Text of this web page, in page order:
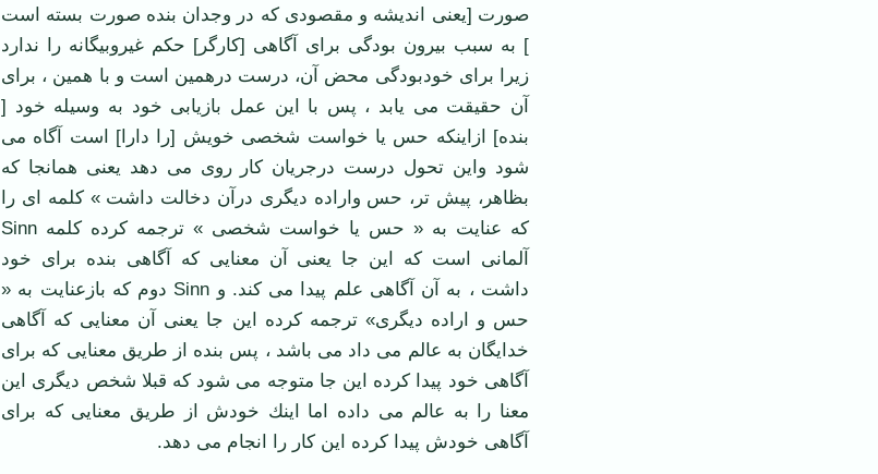
صورت [یعنی اندیشه و مقصودی که در وجدان بنده صورت بسته است
] به سبب بیرون ‌بودگی برای آگاهی [كارگر] حكم غیروبیگانه را ندارد
زیرا برای خودبودگی محض آن، درست درهمین است و با همین ، برای
آن حقیقت می‌ یابد ، پس با این عمل بازیابی خود به وسیله خود [
بنده] ازاینكه حس یا خواست شخصی خویش [را دارا] است آگاه می
شود واین تحول درست درجریان کار روی می دهد یعنی همانجا که
بظاهر، پیش تر، حس واراده دیگری درآن دخالت داشت » کلمه ای را
که عنایت به « حس یا خواست شخصی » ترجمه کرده کلمه Sinn
آلمانی است که این جا یعنی آن معنایی که آگاهی بنده برای خود
داشت ، به آن آگاهی علم پیدا می کند. و Sinn دوم که بازعنایت به «
حس و اراده دیگری» ترجمه کرده این جا یعنی آن معنایی كه آگاهی
خدایگان به عالم می ‌داد می باشد ، پس بنده از طریق معنایی كه برای
آگاهی خود پیدا کرده این جا متوجه می شود كه قبلا شخص دیگری این
معنا را به عالم می ‌داده اما اینك خودش از طریق معنایی که برای
آگاهی خودش پیدا کرده این كار را انجام می دهد.